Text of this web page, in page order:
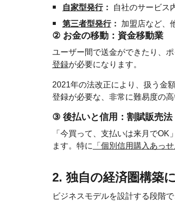
自家型発行：
自社のサービス
第三者型発行： 加盟店など、
②お金の移動：資金移動業
ユーザー間で送金ができたり、
登録が必要になります。
2021年の法改正により、扱う金
登録が必要な、非常に難易度の高
③後払いと信用：割賦販売法
「今買って、支払いは来月で
ます。特に
「個別信用購入あっせ
2. 独自の経済圏構築
ビジネスモデルを設計する段階